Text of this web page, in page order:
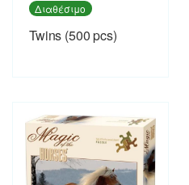
Διαθέσιμο
Twins (500 pcs)